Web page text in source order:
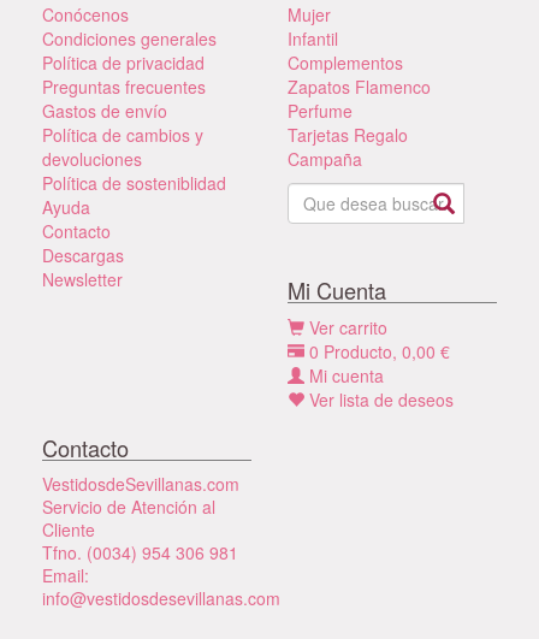
Conócenos
Condiciones generales
Política de privacidad
Preguntas frecuentes
Gastos de envío
Política de cambios y
devoluciones
Política de sosteniblidad
Ayuda
Contacto
Descargas
Newsletter
Mujer
Infantil
Complementos
Zapatos Flamenco
Perfume
Tarjetas Regalo
Campaña
Mi Cuenta
Ver carrito
0 Producto, 0,00 €
Mi cuenta
Ver lista de deseos
Contacto
VestidosdeSevillanas.com
Servicio de Atención al
Cliente
Tfno. (0034) 954 306 981
Email:
info@vestidosdesevillanas.com